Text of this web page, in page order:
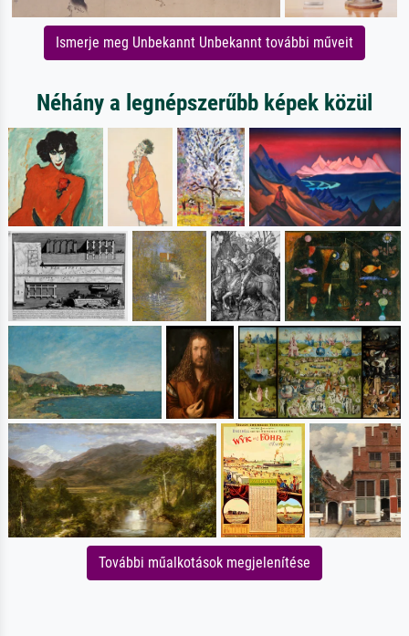
Ismerje meg Unbekannt Unbekannt további műveit
Néhány a legnépszerűbb képek közül
További műalkotások megjelenítése